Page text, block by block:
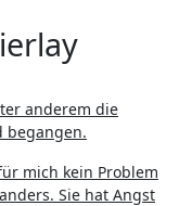
anderem die
begangen.
mich kein Problem
Sie hat Angst